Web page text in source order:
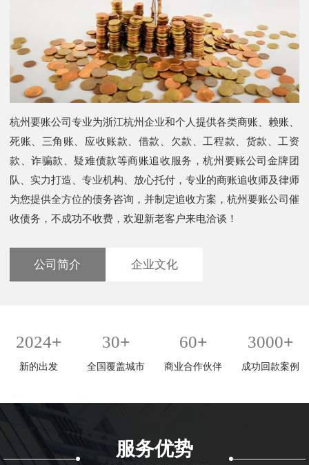
杭州要账公司专业为浙江杭州企业和个人提供各类商账、赖账、
死账、三角账、应收账款、借款、欠款、工程款、货款、工资
款、诈骗款、疑难债款等商账追收服务，杭州要账公司金牌团
队、实力打造、专业机构、放心托付，专业的商账追收师及律师
为您提供全方位的债务咨询，并制定追收方案，杭州要账公司催
收债务，不成功不收费，欢迎新老客户来电洽谈！
公司简介 企业文化
2024+
新的出发
30+
全国覆盖城市
60+
商业合作伙伴
3000+
成功回款案例
服务优势